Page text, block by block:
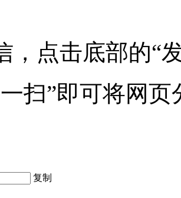
，点击底部的“
扫”即可将网
复制